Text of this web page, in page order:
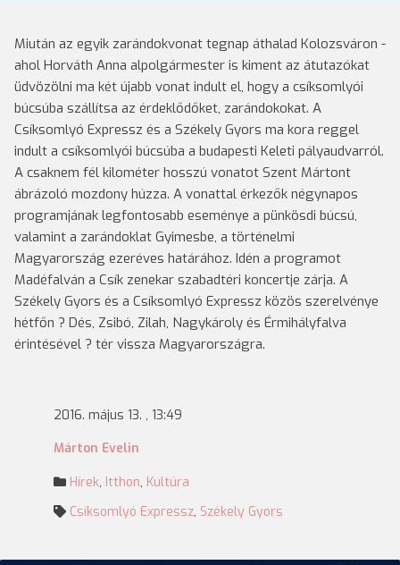
Miután az egyik zarándokvonat tegnap áthalad Kolozsváron -
ahol Horváth Anna alpolgármester is kiment az átutazókat
üdvözölni ma két újabb vonat indult el, hogy a csíksomlyói
búcsúba szállítsa az érdeklődőket, zarándokokat. A
Csíksomlyó Expressz és a Székely Gyors ma kora reggel
indult a csíksomlyói búcsúba a budapesti Keleti pályaudvarról.
A csaknem fél kilométer hosszú vonatot Szent Mártont
ábrázoló mozdony húzza. A vonattal érkezők négynapos
programjának legfontosabb eseménye a pünkösdi búcsú,
valamint a zarándoklat Gyimesbe, a történelmi
Magyarország ezeréves határához. Idén a programot
Madéfalván a Csík zenekar szabadtéri koncertje zárja. A
Székely Gyors és a Csíksomlyó Expressz közös szerelvénye
hétfőn ? Dés, Zsibó, Zilah, Nagykároly és Érmihályfalva
érintésével ? tér vissza Magyarországra.
2016. május 13. , 13:49
Márton Evelin
Hírek, Itthon, Kultúra
Csíksomlyó Expressz, Székely Gyors